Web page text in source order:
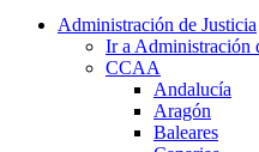
Administración de Justicia
Ir a Administración
CCAA
Andalucía
Aragón
Baleares